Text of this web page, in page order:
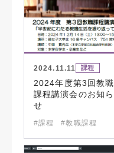
2024.11.11 課程
2024年度第3回教職
課程講演会のお知ら
せ
#課程 #教職課程